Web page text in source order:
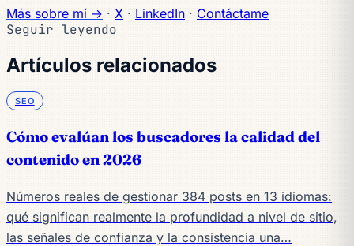
Más sobre mí → · X · LinkedIn · Contáctame
Seguir leyendo
Artículos relacionados
SEO
Cómo evalúan los buscadores la calidad del
contenido en 2026
Números reales de gestionar 384 posts en 13 idiomas:
qué significan realmente la profundidad a nivel de sitio,
las señales de confianza y la consistencia una…